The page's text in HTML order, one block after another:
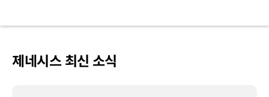
제네시스 최신 소식